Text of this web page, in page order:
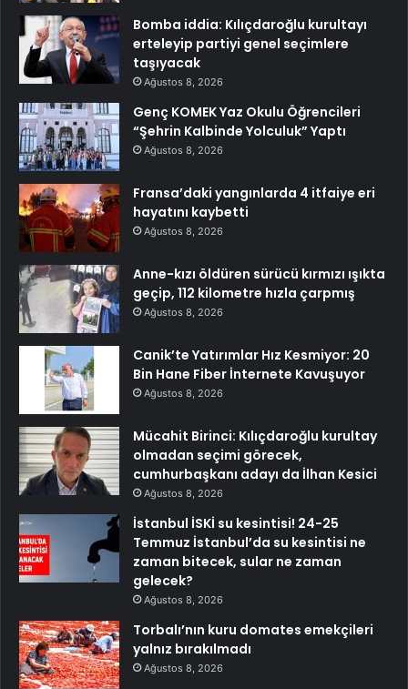
Bomba iddia: Kılıçdaroğlu kurultayı
erteleyip partiyi genel seçimlere
taşıyacak
Ağustos 8, 2026
Genç KOMEK Yaz Okulu Öğrencileri
“Şehrin Kalbinde Yolculuk” Yaptı
Ağustos 8, 2026
Fransa’daki yangınlarda 4 itfaiye eri
hayatını kaybetti
Ağustos 8, 2026
Anne-kızı öldüren sürücü kırmızı ışıkta
geçip, 112 kilometre hızla çarpmış
Ağustos 8, 2026
Canik’te Yatırımlar Hız Kesmiyor: 20
Bin Hane Fiber İnternete Kavuşuyor
Ağustos 8, 2026
Mücahit Birinci: Kılıçdaroğlu kurultay
olmadan seçimi görecek,
cumhurbaşkanı adayı da İlhan Kesici
Ağustos 8, 2026
İstanbul İSKİ su kesintisi! 24-25
Temmuz İstanbul’da su kesintisi ne
zaman bitecek, sular ne zaman
gelecek?
Ağustos 8, 2026
Torbalı’nın kuru domates emekçileri
yalnız bırakılmadı
Ağustos 8, 2026